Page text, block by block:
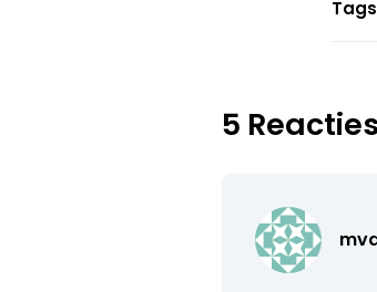
Tags
5 Reacties